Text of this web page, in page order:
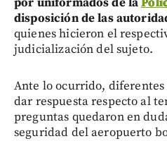
disposición de las
quienes hicieron el
judicialización del sujeto.
Ante lo ocurrido,
dar respuesta respecto al
preguntas quedaron en
seguridad del aeropuerto